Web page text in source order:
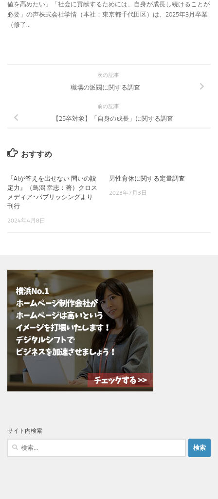
値を高めたい」「社会に貢献するためには、自身が成長し続けることが
必要」の声株式会社学情（本社：東京都千代田区）は、2025年3月卒業
（修了...
次の記事
職場の派閥に関する調査
前の記事
【25卒対象】「自身の成長」に関する調査
おすすめ
『AIが答えを出せない 問いの設
定力』（鳥潟 幸志：著）クロス
メディア･パブリッシングより
刊行
2024年4月8日
男性育休に関する定量調査
2023年7月3日
サイト内検索